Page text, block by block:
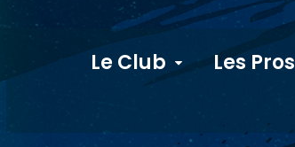
Le Club Les Pros